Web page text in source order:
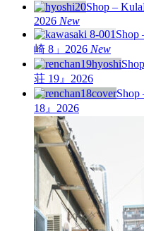
Shop – Kula
2026 New
Shop
崎 8」 2026 New
荘 19』 2026
Shop
18』 2026